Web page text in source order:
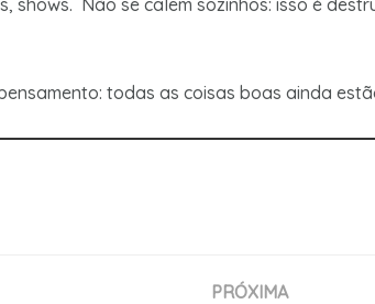
todas as coisas boas ainda
PRÓXIMA